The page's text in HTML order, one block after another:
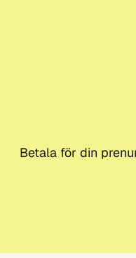
Betala för din